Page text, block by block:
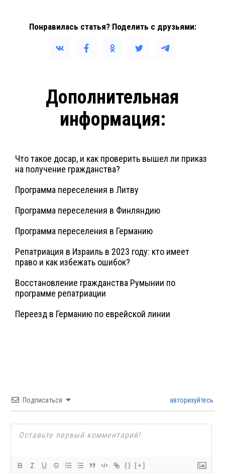
Понравилась статья? Поделить с друзьями:
Дополнительная
информация:
Что такое досар, и как проверить вышел ли приказ
на получение гражданства?
Программа переселения в Литву
Программа переселения в Финляндию
Программа переселения в Германию
Репатриация в Израиль в 2023 году: кто имеет
право и как избежать ошибок?
Восстановление гражданства Румынии по
программе репатриации
Переезд в Германию по еврейской линии
Подписаться авторизуйтесь
{} [+]